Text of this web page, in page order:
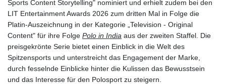
Sports Content Storytelling" nominiert und erhielt zudem bei den
LIT Entertainment Awards 2026 zum dritten Mal in Folge die
Platin-Auszeichnung in der Kategorie „Television - Original
Content" für ihre Folge Polo in India aus der zweiten Staffel. Die
preisgekrönte Serie bietet einen Einblick in die Welt des
Spitzensports und unterstreicht das Engagement der Marke,
durch fesselnde Einblicke hinter die Kulissen das Bewusstsein
und das Interesse für den Polosport zu steigern.